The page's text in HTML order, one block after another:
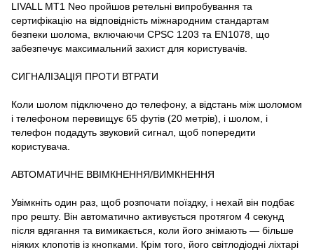
LIVALL MT1 Neo пройшов ретельні випробування та
сертифікацію на відповідність міжнародним стандартам
безпеки шолома, включаючи CPSC 1203 та EN1078, що
забезпечує максимальний захист для користувачів.
СИГНАЛІЗАЦІЯ ПРОТИ ВТРАТИ
Коли шолом підключено до телефону, а відстань між шоломом
і телефоном перевищує 65 футів (20 метрів), і шолом, і
телефон подадуть звуковий сигнал, щоб попередити
користувача.
АВТОМАТИЧНЕ ВВІМКНЕННЯ/ВИМКНЕННЯ
Увімкніть один раз, щоб розпочати поїздку, і нехай він подбає
про решту. Він автоматично активується протягом 4 секунд
після вдягання та вимикається, коли його знімають — більше
ніяких клопотів із кнопками. Крім того, його світлодіодні ліхтарі